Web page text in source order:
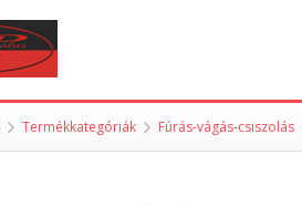
Termékkategóriák Fúrás-vágás-csiszolás